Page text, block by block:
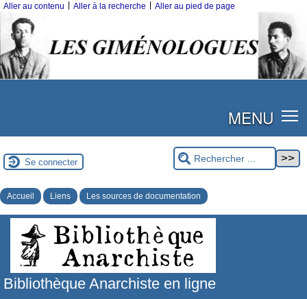
Aller au contenu Aller à la recherche Aller au pied de page
MENU
Se connecter
Accueil Liens Les sources de documentation
Bibliothèque Anarchiste en ligne